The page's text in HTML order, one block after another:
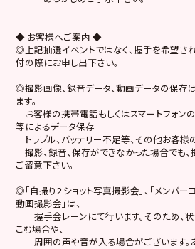
◆ お客様へご案内 ◆
◎上記抽選イベントではなく、握手を希望さ
付の際にお申し出下さい。
◎撮影画像、録音データ、動画データの保存
ます。
お客様の携帯電話もしくはスマートフォン
等によるデータ保存
トラブル、バッテリー不足等、その他お客
撮影、録音、保存ができなかった場合でも、
ご留意下さい。
◎「自撮り２ショット写真撮影会」、「メンバー
動画撮影会」は、
握手会レーンにて行います。そのため、状
こむ場合や、
周囲の声や音が入る場合がございます。